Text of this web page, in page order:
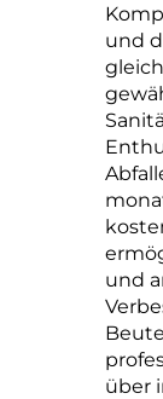
und
und
über